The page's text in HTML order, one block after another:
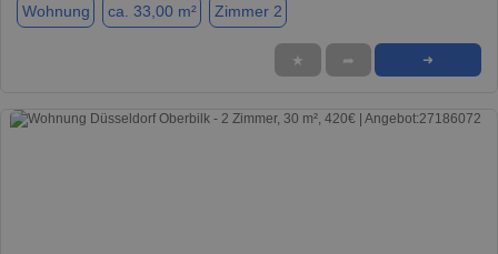
Wohnung ca. 33,00 m² Zimmer 2
★ ➦ ➜